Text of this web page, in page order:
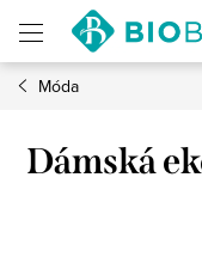
obsah
Móda
Dámská